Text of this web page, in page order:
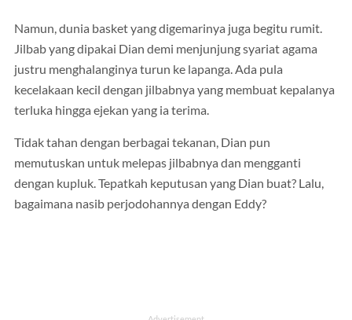
Namun, dunia basket yang digemarinya juga begitu rumit.
Jilbab yang dipakai Dian demi menjunjung syariat agama
justru menghalanginya turun ke lapanga. Ada pula
kecelakaan kecil dengan jilbabnya yang membuat kepalanya
terluka hingga ejekan yang ia terima.
Tidak tahan dengan berbagai tekanan, Dian pun
memutuskan untuk melepas jilbabnya dan mengganti
dengan kupluk. Tepatkah keputusan yang Dian buat? Lalu,
bagaimana nasib perjodohannya dengan Eddy?